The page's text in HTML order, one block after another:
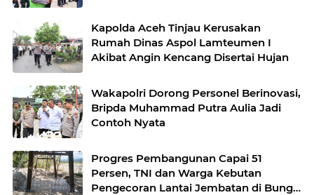
Kapolda Aceh Tinjau Kerusakan
Rumah Dinas Aspol Lamteumen I
Akibat Angin Kencang Disertai Hujan
Wakapolri Dorong Personel Berinovasi,
Bripda Muhammad Putra Aulia Jadi
Contoh Nyata
Progres Pembangunan Capai 51
Persen, TNI dan Warga Kebutan
Pengecoran Lantai Jembatan di Bunga